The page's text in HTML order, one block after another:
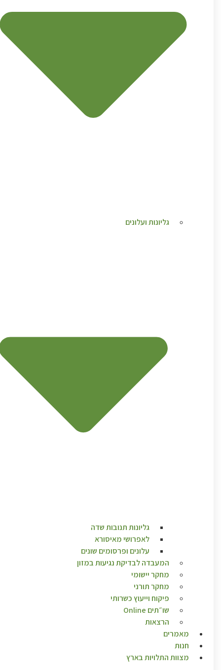
גליונות ועלונים
גליונות תנובות שדה
לאפרושי מאיסורא
עלונים ופרסומים שונים
המעבדה לבדיקת נגיעות במזון
מחקר יישומי
מחקר תורני
פיקוח וייעוץ כשרותי
שו״תים Online
הרצאות
מאמרים
חנות
מצוות התלויות בארץ